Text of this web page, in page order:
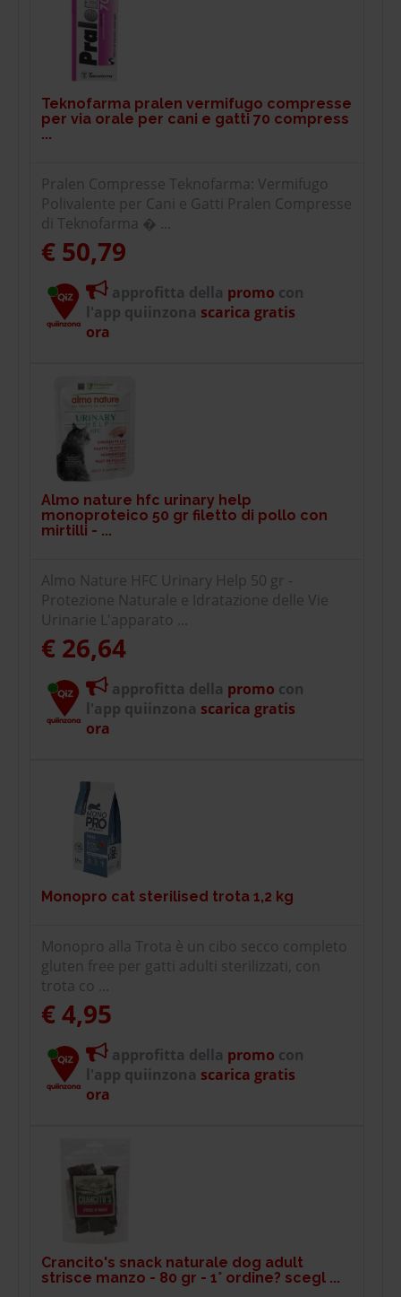
Teknofarma pralen vermifugo compresse
per via orale per cani e gatti 70 compress
...
Pralen Compresse Teknofarma: Vermifugo
Polivalente per Cani e Gatti Pralen Compresse
di Teknofarma � ...
€ 50,79
approfitta della promo con
l'app quiinzona scarica gratis
ora
Almo nature hfc urinary help
monoproteico 50 gr filetto di pollo con
mirtilli - ...
Almo Nature HFC Urinary Help 50 gr -
Protezione Naturale e Idratazione delle Vie
Urinarie L'apparato ...
€ 26,64
approfitta della promo con
l'app quiinzona scarica gratis
ora
Monopro cat sterilised trota 1,2 kg
Monopro alla Trota è un cibo secco completo
gluten free per gatti adulti sterilizzati, con
trota co ...
€ 4,95
approfitta della promo con
l'app quiinzona scarica gratis
ora
Crancito's snack naturale dog adult
strisce manzo - 80 gr - 1° ordine? scegl ...